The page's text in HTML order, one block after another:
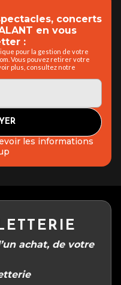
concerts
en vous
:
pour la gestion de votre
Vous pouvez retirer votre
plus, consultez notre
les informations
achat, de votre